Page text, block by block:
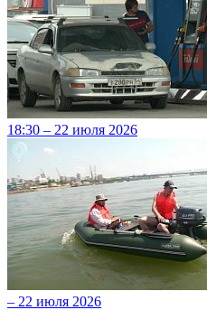
18:30 – 22 июля 2026
– 22 июля 2026